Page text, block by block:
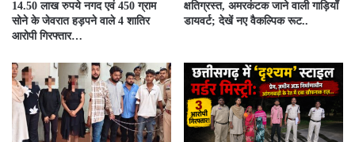
14.50 लाख रुपये नगद एवं 450 ग्राम
सोने के जेवरात हड़पने वाले 4 शातिर
आरोपी गिरफ्तार…
क्षतिग्रस्त, अमरकंटक जाने वाली गाड़ियाँ
डायवर्ट; देखें नए वैकल्पिक रूट..